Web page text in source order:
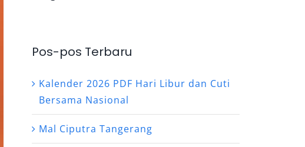
Pos-pos Terbaru
Kalender 2026 PDF Hari Libur dan Cuti
Bersama Nasional
Mal Ciputra Tangerang